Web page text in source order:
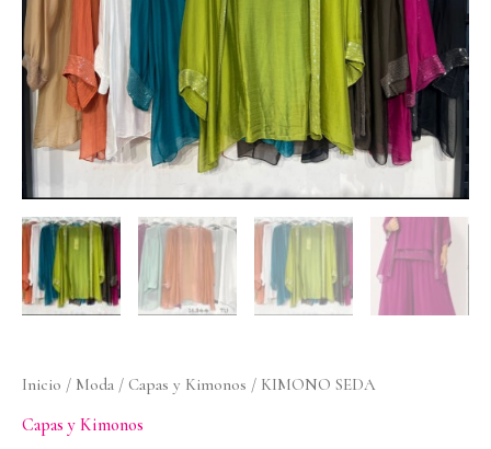
Inicio / Moda / Capas y Kimonos / KIMONO SEDA
Capas y Kimonos